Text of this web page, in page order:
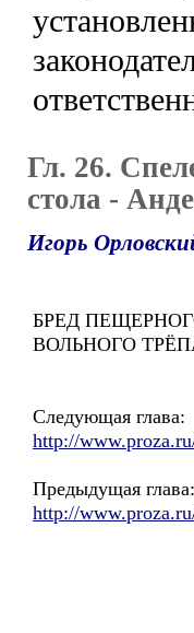
Гл. 26.
стола -
Игорь
БРЕД
ВОЛЬНОГО
Следующая глава:
http://
Предыдущая глава:
http://